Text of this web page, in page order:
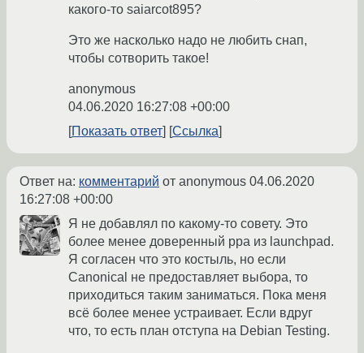
какого-то saiarcot895?
Это же насколько надо не любить снап,
чтобы сотворить такое!
anonymous
04.06.2020 16:27:08 +00:00
Показать ответ
Ссылка
Ответ на: комментарий от anonymous 04.06.2020
16:27:08 +00:00
Я не добавлял по какому-то совету. Это
более менее доверенный ppa из launchpad.
Я согласен что это костыль, но если
Canonical не предоставляет выбора, то
приходиться таким заниматься. Пока меня
всё более менее устраивает. Если вдруг
что, то есть план отступа на Debian Testing.